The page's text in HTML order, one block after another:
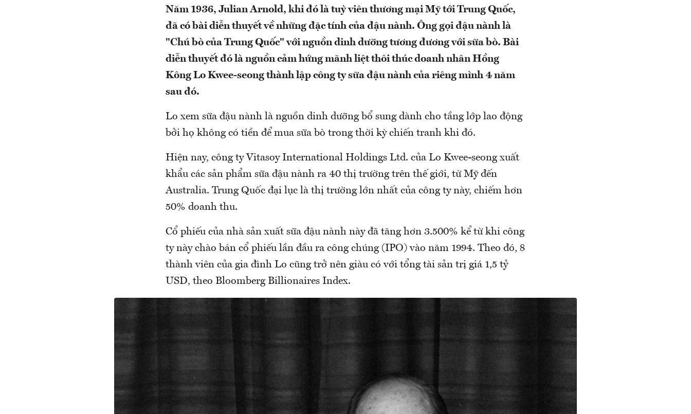
Năm 1936, Julian Arnold, khi đó là tuỳ viên thương mại Mỹ tới Trung Quốc,
đã có bài diễn thuyết về những đặc tính của đậu nành. Ông gọi đậu nành là
"Chú bò của Trung Quốc" với nguồn dinh dưỡng tương đương với sữa bò. Bài
diễn thuyết đó là nguồn cảm hứng mãnh liệt thôi thúc doanh nhân Hồng
Kông Lo Kwee-seong thành lập công ty sữa đậu nành của riêng mình 4 năm
sau đó.
Lo xem sữa đậu nành là nguồn dinh dưỡng bổ sung dành cho tầng lớp lao động
bởi họ không có tiền để mua sữa bò trong thời kỳ chiến tranh khi đó.
Hiện nay, công ty Vitasoy International Holdings Ltd. của Lo Kwee-seong xuất
khẩu các sản phẩm sữa đậu nành ra 40 thị trường trên thế giới, từ Mỹ đến
Australia. Trung Quốc đại lục là thị trường lớn nhất của công ty này, chiếm hơn
50% doanh thu.
Cổ phiếu của nhà sản xuất sữa đậu nành này đã tăng hơn 3.500% kể từ khi công
ty này chào bán cổ phiếu lần đầu ra công chúng (IPO) vào năm 1994. Theo đó, 8
thành viên của gia đình Lo cũng trở nên giàu có với tổng tài sản trị giá 1,5 tỷ
USD, theo Bloomberg Billionaires Index.